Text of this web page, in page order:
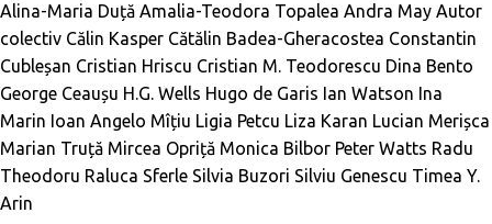
Alina-Maria Duță Amalia-Teodora Topalea Andra May Autor
colectiv Călin Kasper Cătălin Badea-Gheracostea Constantin
Cubleșan Cristian Hriscu Cristian M. Teodorescu Dina Bento
George Ceaușu H.G. Wells Hugo de Garis Ian Watson Ina
Marin Ioan Angelo Mîțiu Ligia Petcu Liza Karan Lucian Merișca
Marian Truță Mircea Opriță Monica Bilbor Peter Watts Radu
Theodoru Raluca Sferle Silvia Buzori Silviu Genescu Timea Y.
Arin